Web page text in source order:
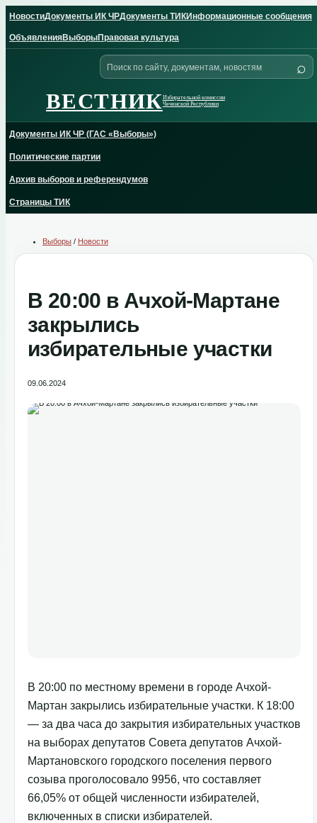
toНовостиДокументы ИК ЧРДокументы ТИКИнформационные сообщения
ОбъявленияВыборыПравовая культура
ВЕСТНИКИзбирательной комиссии
Чеченской Республики
Поиск
сайту
⌕
Документы ИК ЧР (ГАС «Выборы»)
Политические партии
Архив выборов и референдумов
Страницы ТИК
Выборы / Новости
В 20:00 в Ачхой-Мартане
закрылись
избирательные участки
09.06.2024
В 20:00 по местному времени в городе Ачхой-
Мартан закрылись избирательные участки. К 18:00
— за два часа до закрытия избирательных участков
на выборах депутатов Совета депутатов Ачхой-
Мартановского городского поселения первого
созыва проголосовало 9956, что составляет
66,05% от общей численности избирателей,
включенных в списки избирателей.